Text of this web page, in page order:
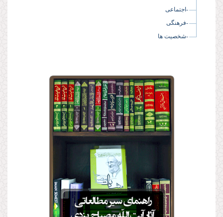
-اجتماعی
-فرهنگی
-شخصیت ها